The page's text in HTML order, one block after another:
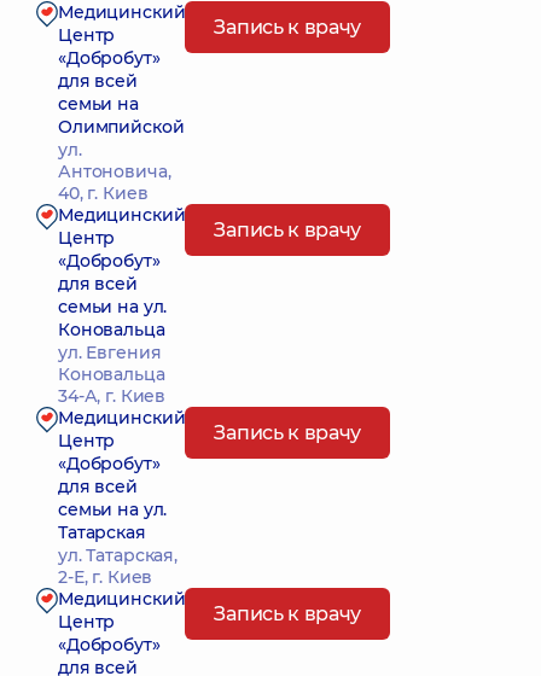
Медицинский
Центр
«Добробут»
для всей
семьи на
Олимпийской
ул.
Антоновича,
40, г. Киев
Запись к врачу
Медицинский
Центр
«Добробут»
для всей
семьи на ул.
Коновальца
ул. Евгения
Коновальца
34-А, г. Киев
Запись к врачу
Медицинский
Центр
«Добробут»
для всей
семьи на ул.
Татарская
ул. Татарская,
2-Е, г. Киев
Запись к врачу
Медицинский
Центр
«Добробут»
для всей
Запись к врачу